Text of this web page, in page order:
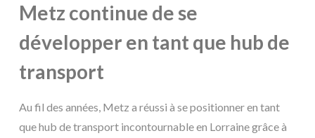
Metz continue de se
développer en tant que hub de
transport
Au fil des années, Metz a réussi à se positionner en tant
que hub de transport incontournable en Lorraine grâce à